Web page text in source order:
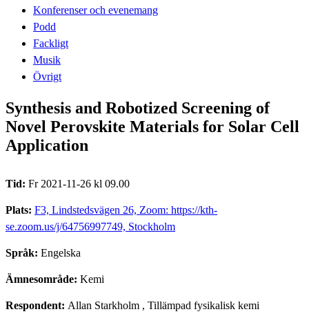
Konferenser och evenemang
Podd
Fackligt
Musik
Övrigt
Synthesis and Robotized Screening of
Novel Perovskite Materials for Solar Cell
Application
Tid: Fr 2021-11-26 kl 09.00
Plats: F3, Lindstedsvägen 26, Zoom: https://kth-
se.zoom.us/j/64756997749, Stockholm
Språk: Engelska
Ämnesområde: Kemi
Respondent: Allan Starkholm , Tillämpad fysikalisk kemi